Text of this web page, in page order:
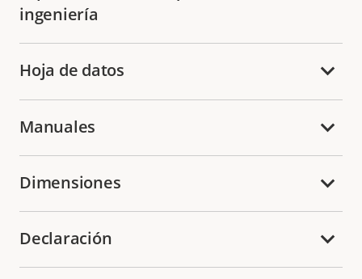
ingeniería
Hoja de datos
Manuales
Dimensiones
Declaración